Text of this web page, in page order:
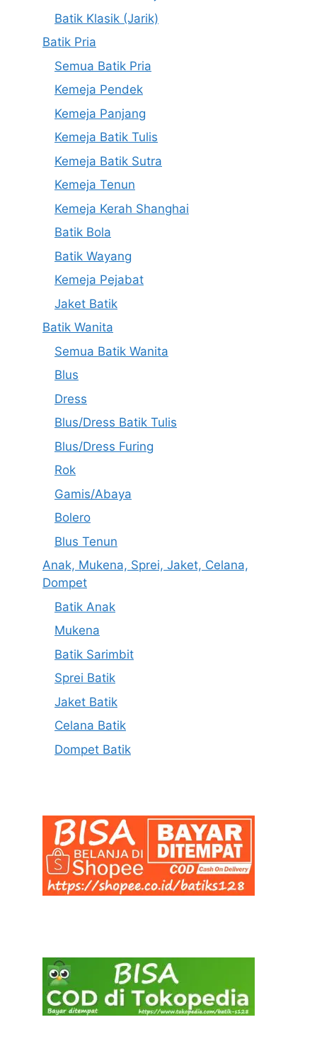
Batik Klasik (Jarik)
Batik Pria
Semua Batik Pria
Kemeja Pendek
Kemeja Panjang
Kemeja Batik Tulis
Kemeja Batik Sutra
Kemeja Tenun
Kemeja Kerah Shanghai
Batik Bola
Batik Wayang
Kemeja Pejabat
Jaket Batik
Batik Wanita
Semua Batik Wanita
Blus
Dress
Blus/Dress Batik Tulis
Blus/Dress Furing
Rok
Gamis/Abaya
Bolero
Blus Tenun
Anak, Mukena, Sprei, Jaket, Celana,
Dompet
Batik Anak
Mukena
Batik Sarimbit
Sprei Batik
Jaket Batik
Celana Batik
Dompet Batik